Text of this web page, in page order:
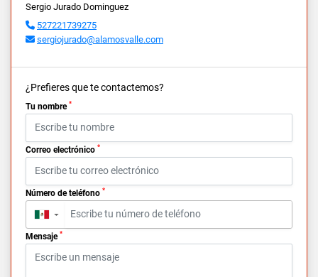
Sergio Jurado Dominguez
527221739275
sergiojurado@alamosvalle.com
¿Prefieres que te contactemos?
Tu nombre *
Correo electrónico *
Número de teléfono *
▼
Mensaje *